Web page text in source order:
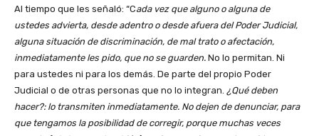
Al tiempo que les señaló: “Cada vez que alguno o alguna de
ustedes advierta, desde adentro o desde afuera del Poder Judicial,
alguna situación de discriminación, de mal trato o afectación,
inmediatamente les pido, que no se guarden. No lo permitan. Ni
para ustedes ni para los demás. De parte del propio Poder
Judicial o de otras personas que no lo integran. ¿Qué deben
hacer?: lo transmiten inmediatamente. No dejen de denunciar, para
que tengamos la posibilidad de corregir, porque muchas veces